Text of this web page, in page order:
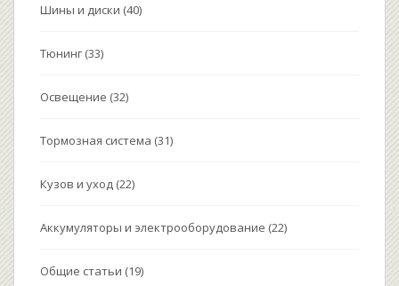
Шины и диски (40)
Тюнинг (33)
Освещение (32)
Тормозная система (31)
Кузов и уход (22)
Аккумуляторы и электрооборудование (22)
Общие статьи (19)